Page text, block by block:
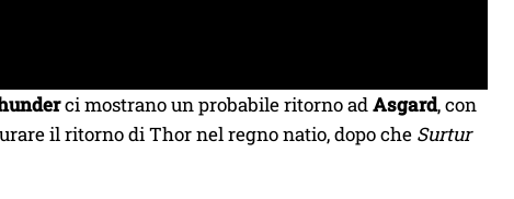
ci mostrano un probabile ritorno adAsgard, con
il ritorno di Thor nel regno natio, dopo che Surtur